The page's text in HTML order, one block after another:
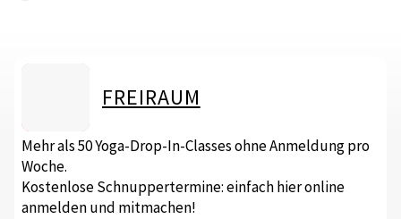
Kurse geben?FREIRAUM
Mehr als 50 Yoga-Drop-In-Classes ohne Anmeldung pro
Woche.
Kostenlose Schnuppertermine: einfach hier online
anmelden und mitmachen!